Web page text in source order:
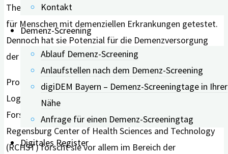
Kontakt
Demenz-Screening
Ablauf Demenz-Screening
Anlaufstellen nach dem Demenz-Screening
digiDEM Bayern – Demenz-Screeningtage in Ihrer
Nähe
Anfrage für einen Demenz-Screeningtag
Digitales Register
Therapeuten. Zwar wurde die App bisher nicht speziell
für Menschen mit demenziellen Erkrankungen getestet.
Dennoch hat sie Potenzial für die Demenzversorgung
der Zukunft.
Prof. Dr. rer. medic. Norina Lauer ist Professorin für
Logopädie an der OTH Regensburg und hat dort das
Forschungsprojekt BaSeTaLK geleitet. Als Mitglied des
Regensburg Center of Health Sciences and Technology
(RCHST) forscht sie vor allem im Bereich der